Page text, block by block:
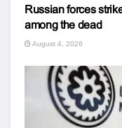
Russian forces
among the dead
August 4, 2026